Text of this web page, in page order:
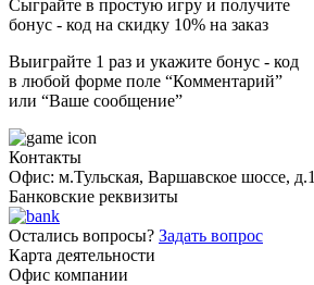
Сыграйте в простую игру и получите
бонус - код на скидку 10% на заказ
Выиграйте 1 раз и укажите бонус - код
в любой форме поле “Комментарий”
или “Ваше сообщение”
Контакты
Офис: м.Тульская, Варшавское шоссе, д.1
Банковские реквизиты
Остались вопросы? Задать вопрос
Карта деятельности
Офис компании